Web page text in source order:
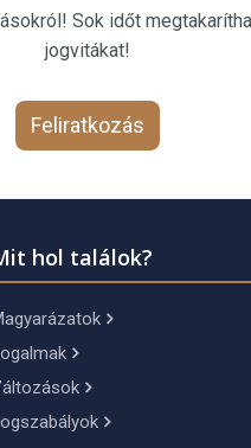
Sok időt
jogvitákat!
Feliratkozás
hol találok?